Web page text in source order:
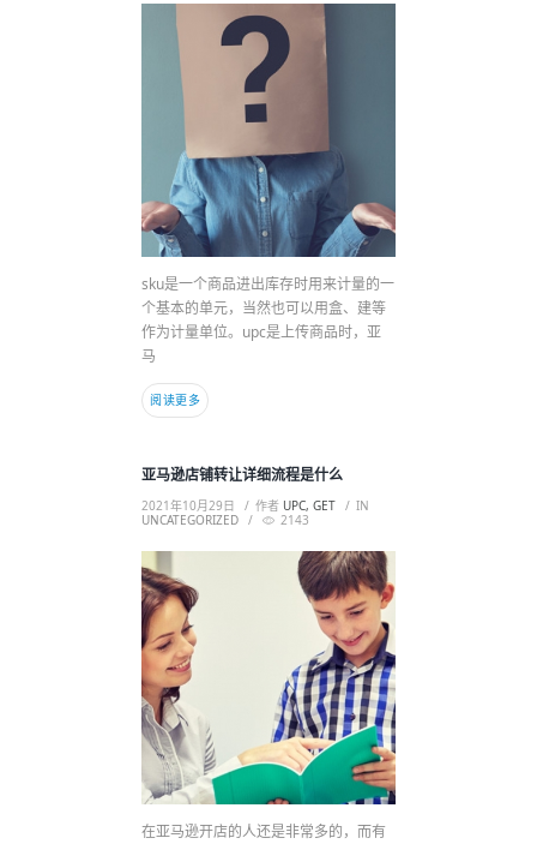
sku是一个商品进出库存时用来计量的一
个基本的单元，当然也可以用盒、建等
作为计量单位。upc是上传商品时，亚
马
阅读更多
亚马逊店铺转让详细流程是什么
2021年10月29日 作者 UPC, GET
IN
UNCATEGORIZED
2143
在亚马逊开店的人还是非常多的，而有